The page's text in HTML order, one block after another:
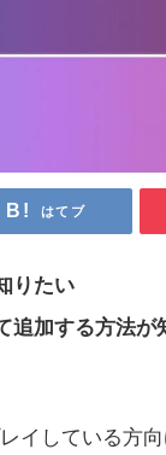
はてブ
りたい
追加する方法が
イしている方